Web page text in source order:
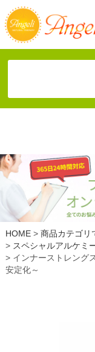
HOME 商品カテゴリ
スペシャルアルケミ
インナーストレング
安定化～